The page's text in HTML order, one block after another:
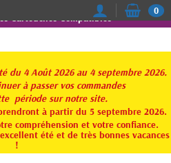
Cartouches Compatibles
du 4 Août 2026 au 4 septembre 2026.
à passer vos commandes
période sur notre site.
à partir du 5 septembre 2026.
compréhension et votre confiance.
été et de très bonnes vacances
!
0